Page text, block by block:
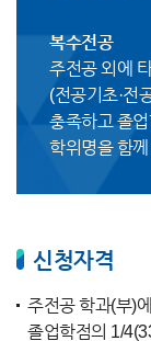
복수전공
주전공 외에
(전공기초·전
충족하고 졸
학위명을 함
신청자격
주전공 학과(부)
졸업학점의 1/